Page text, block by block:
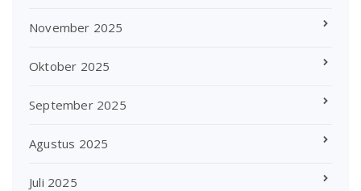
November 2025
Oktober 2025
September 2025
Agustus 2025
Juli 2025